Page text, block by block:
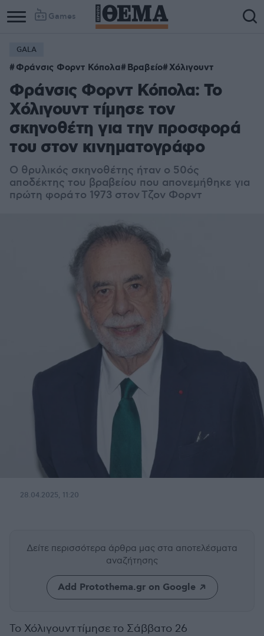
Games
Column
1
Column
2
GALA
Φράνσις Φορντ Κόπολα Βραβείο Χόλιγουντ
Φράνσις Φορντ Κόπολα: Το
Χόλιγουντ τίμησε τον
σκηνοθέτη για την προσφορά
του στον κινηματογράφο
Ο θρυλικός σκηνοθέτης ήταν ο 50ός
αποδέκτης του βραβείου που απονεμήθηκε για
πρώτη φορά το 1973 στον Τζον Φορντ
28.04.2025, 11:20
Δείτε περισσότερα άρθρα μας στα αποτελέσματα
αναζήτησης
Add Protothema.gr on Google
Το Χόλιγουντ τίμησετο Σάββατο 26